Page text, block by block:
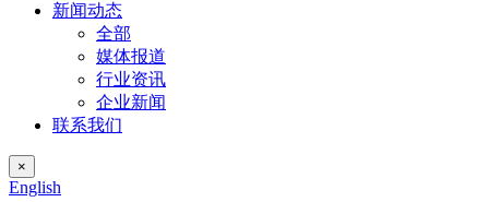
新闻动态
全部
媒体报道
行业资讯
企业新闻
联系我们
×
English